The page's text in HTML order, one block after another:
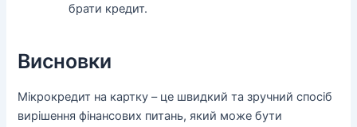
брати кредит.
Висновки
Мікрокредит на картку – це швидкий та зручний спосіб
вирішення фінансових питань, який може бути